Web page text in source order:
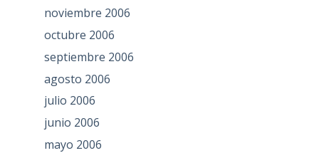
noviembre 2006
octubre 2006
septiembre 2006
agosto 2006
julio 2006
junio 2006
mayo 2006